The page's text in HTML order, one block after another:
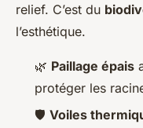
relief. C’est du
l’esthétique.
🌿 Paillage épais
protéger les
🛡️ Voiles